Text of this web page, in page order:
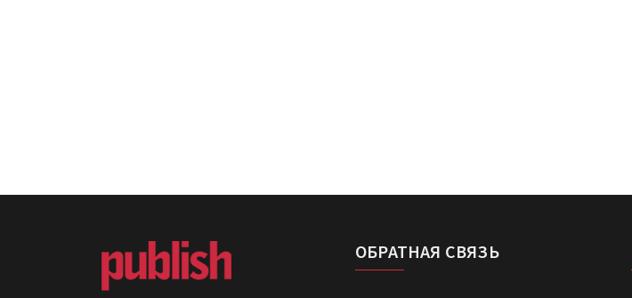
ОБРАТНАЯ СВЯЗЬ